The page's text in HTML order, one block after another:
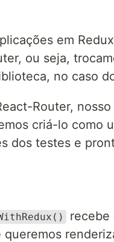
em
ou seja,
no caso
Router, nosso
criá-lo como
dos testes e
recebe